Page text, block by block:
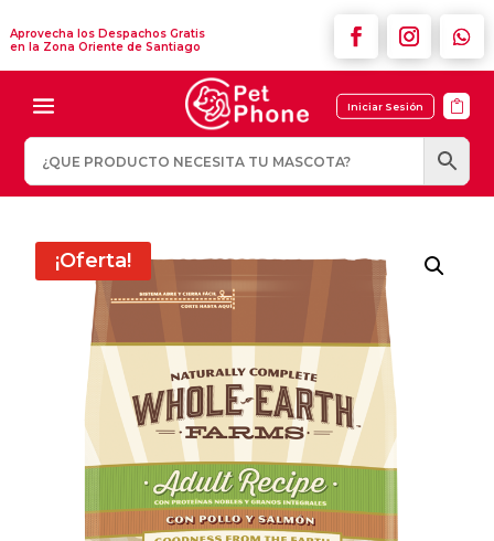
Aprovecha los Despachos Gratis
en la Zona Oriente de Santiago
Iniciar Sesión 
¡Oferta!